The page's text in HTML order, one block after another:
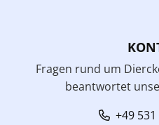
Fragen rund um
beantwortet
+49